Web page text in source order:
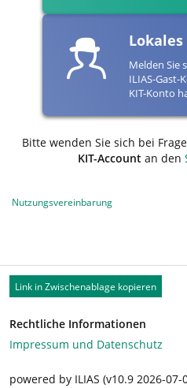
Melden Sie
ILIAS-Gast-
KIT-Konto
Bitte wenden Sie sich bei
KIT-Accountan den
Nutzungsvereinbarung
Link in Zwischenablage kopieren
Rechtliche Informationen
Impressum und Datenschutz
powered by ILIAS (v10.9 2026-07-